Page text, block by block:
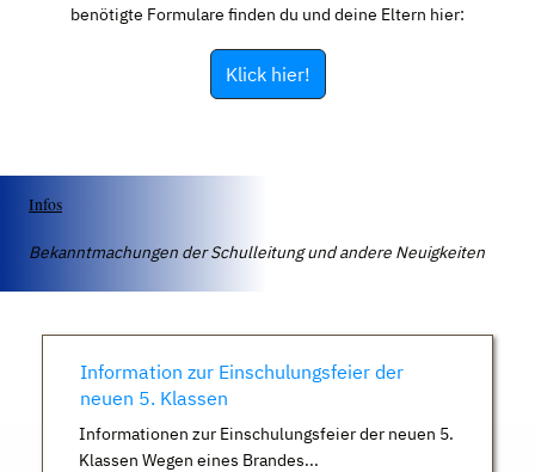
benötigte Formulare finden du und deine Eltern hier:
Klick hier!
Infos
Bekanntmachungen der Schulleitung und andere Neuigkeiten
Information zur Einschulungsfeier der
neuen 5. Klassen
Informationen zur Einschulungsfeier der neuen 5.
Klassen Wegen eines Brandes...